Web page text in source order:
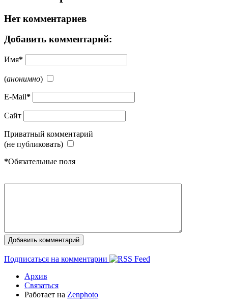
Нет комментариев
Добавить комментарий:
Имя*
(анонимно)
E-Mail*
Сайт
Приватный комментарий
(не публиковать)
*Обязательные поля
Подписаться на комментарии
Архив
Связаться
Работает на Zenphoto